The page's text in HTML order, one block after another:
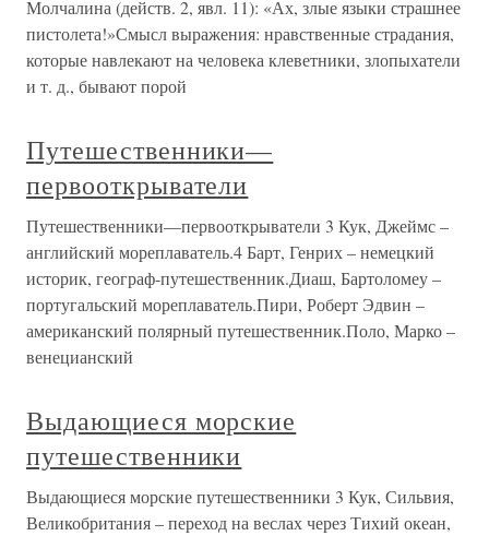
Молчалина (действ. 2, явл. 11): «Ах, злые языки страшнее
пистолета!»Смысл выражения: нравственные страдания,
которые навлекают на человека клеветники, злопыхатели
и т. д., бывают порой
Путешественники—
первооткрыватели
Путешественники—первооткрыватели 3 Кук, Джеймс –
английский мореплаватель.4 Барт, Генрих – немецкий
историк, географ-путешественник.Диаш, Бартоломеу –
португальский мореплаватель.Пири, Роберт Эдвин –
американский полярный путешественник.Поло, Марко –
венецианский
Выдающиеся морские
путешественники
Выдающиеся морские путешественники 3 Кук, Сильвия,
Великобритания – переход на веслах через Тихий океан,